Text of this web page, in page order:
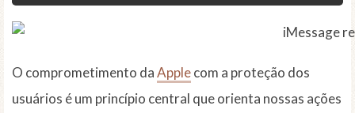
O comprometimento daApplecom a proteção dos
usuários é um princípio central que orienta nossas ações